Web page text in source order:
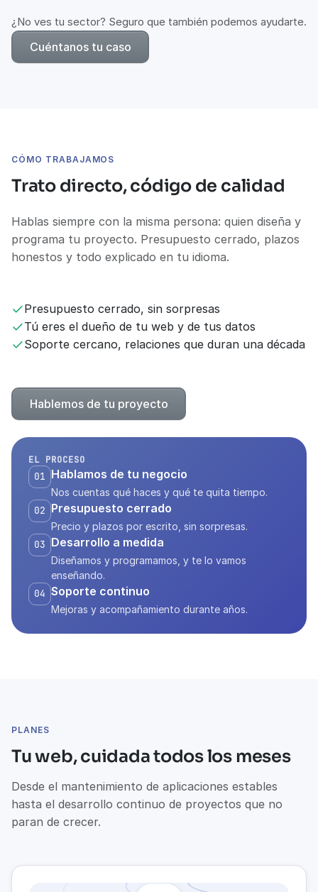
¿No ves tu sector? Seguro que también podemos ayudarte.
Cuéntanos tu caso
CÓMO TRABAJAMOS
Trato directo, código de calidad
Hablas siempre con la misma persona: quien diseña y
programa tu proyecto. Presupuesto cerrado, plazos
honestos y todo explicado en tu idioma.
Presupuesto cerrado, sin sorpresas
Tú eres el dueño de tu web y de tus datos
Soporte cercano, relaciones que duran una década
Hablemos de tu proyecto
EL PROCESO
01 Hablamos de tu negocio
Nos cuentas qué haces y qué te quita tiempo.
02 Presupuesto cerrado
Precio y plazos por escrito, sin sorpresas.
03 Desarrollo a medida
Diseñamos y programamos, y te lo vamos
enseñando.
04 Soporte continuo
Mejoras y acompañamiento durante años.
PLANES
Tu web, cuidada todos los meses
Desde el mantenimiento de aplicaciones estables
hasta el desarrollo continuo de proyectos que no
paran de crecer.